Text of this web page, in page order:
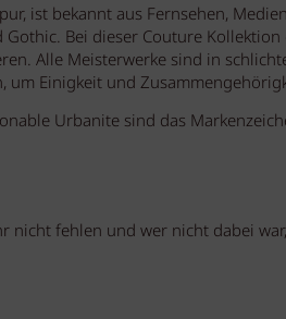
ist bekannt aus Fernsehen,
Bei dieser Couture
Alle Meisterwerke sind in
Einigkeit und
Urbanite sind das
nicht fehlen und wer nicht dabei